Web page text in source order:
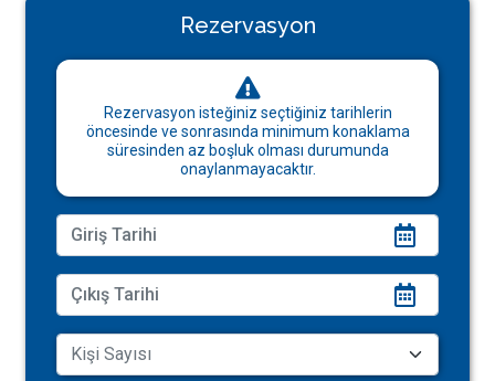
Rezervasyon
Rezervasyon isteğiniz seçtiğiniz tarihlerin
öncesinde ve sonrasında minimum konaklama
süresinden az boşluk olması durumunda
onaylanmayacaktır.